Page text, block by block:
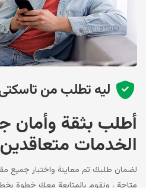
ليه تطلب من
أطلب بثقة
الخدمات
لضمان طلبك تم معاينة واختبار جميع